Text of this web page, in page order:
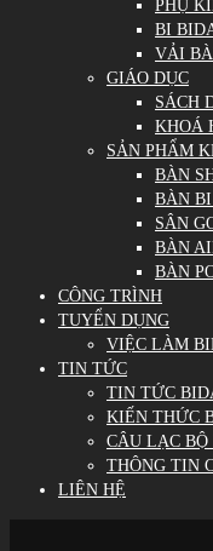
PHỤ
BI
VẢI
GIÁO DỤC
SÁCH
KHOÁ
SẢN PHẨM
BÀN
BÀN
SÂN
BÀN
BÀN
CÔNG TRÌNH
TUYỂN DỤNG
VIỆC LÀM
TIN TỨC
TIN TỨC
KIẾN THỨC
CÂU LẠC BỘ
THÔNG TIN
LIÊN HỆ